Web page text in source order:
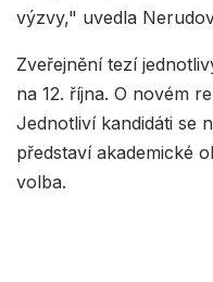
výzvy," uvedla
Zveřejnění tezí
na 12. října. O novém
Jednotliví kandidáti se
představí akademické
volba.